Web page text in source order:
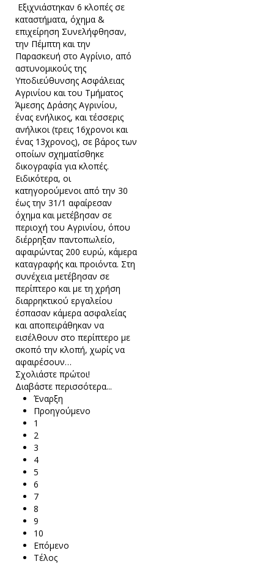
Εξιχνιάστηκαν 6 κλοπές σε
καταστήματα, όχημα &
επιχείρηση Συνελήφθησαν,
την Πέμπτη και την
Παρασκευή στο Αγρίνιο, από
αστυνομικούς της
Υποδιεύθυνσης Ασφάλειας
Αγρινίου και του Τμήματος
Άμεσης Δράσης Αγρινίου,
ένας ενήλικος, και τέσσερις
ανήλικοι (τρεις 16χρονοι και
ένας 13χρονος), σε βάρος των
οποίων σχηματίσθηκε
δικογραφία για κλοπές.
Ειδικότερα, οι
κατηγορούμενοι από την 30
έως την 31/1 αφαίρεσαν
όχημα και μετέβησαν σε
περιοχή του Αγρινίου, όπου
διέρρηξαν παντοπωλείο,
αφαιρώντας 200 ευρώ, κάμερα
καταγραφής και προιόντα. Στη
συνέχεια μετέβησαν σε
περίπτερο και με τη χρήση
διαρρηκτικού εργαλείου
έσπασαν κάμερα ασφαλείας
και αποπειράθηκαν να
εισέλθουν στο περίπτερο με
σκοπό την κλοπή, χωρίς να
αφαιρέσουν…
Σχολιάστε πρώτοι!
Διαβάστε περισσότερα...
Έναρξη
Προηγούμενο
1
2
3
4
5
6
7
8
9
10
Επόμενο
Τέλος